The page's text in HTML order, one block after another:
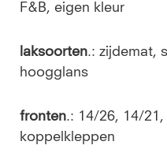
F&B, eigen kleur
laksoorten.: zijdemat,
hoogglans
fronten.: 14/26, 14/
koppelkleppen